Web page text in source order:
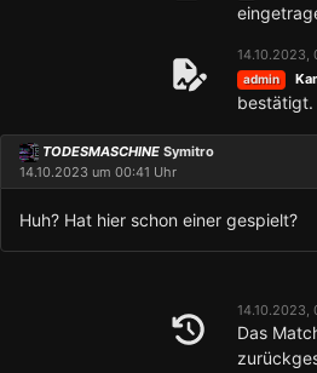
14.10.2023,
admin
bestätigt.
TODESMASCHINE Symitro
14.10.2023 um 00:41 Uhr
Huh? Hat hier schon einer gespielt?
14.10.2023,
Das